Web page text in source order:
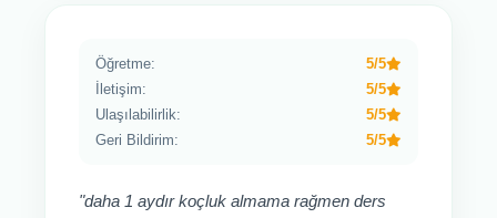
Öğretme:
5/5
İletişim:
5/5
Ulaşılabilirlik:
5/5
Geri Bildirim:
5/5
"daha 1 aydır koçluk almama rağmen ders